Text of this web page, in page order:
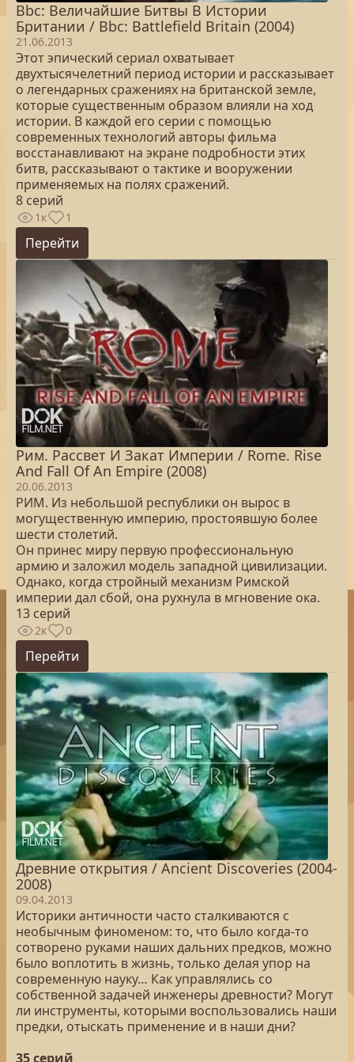
Bbc: Величайшие Битвы В Истории
Британии / Bbc: Battlefield Britain (2004)
21.06.2013
Этот эпический сериал охватывает
двухтысячелетний период истории и рассказывает
о легендарных сражениях на британской земле,
которые существенным образом влияли на ход
истории. В каждой его серии с помощью
современных технологий авторы фильма
восстанавливают на экране подробности этих
битв, рассказывают о тактике и вооружении
применяемых на полях сражений.
8 серий
1к 1
Перейти
Рим. Рассвет И Закат Империи / Rome. Rise
And Fall Of An Empire (2008)
20.06.2013
РИМ. Из небольшой республики он вырос в
могущественную империю, простоявшую более
шести столетий.
Он принес миру первую профессиональную
армию и заложил модель западной цивилизации.
Однако, когда стройный механизм Римской
империи дал сбой, она рухнула в мгновение ока.
13 серий
2к 0
Перейти
Древние открытия / Ancient Discoveries (2004-
2008)
09.04.2013
Историки античности часто сталкиваются с
необычным финоменом: то, что было когда-то
сотворено руками наших дальних предков, можно
было воплотить в жизнь, только делая упор на
современную науку… Как управлялись со
собственной задачей инженеры древности? Могут
ли инструменты, которыми воспользовались наши
предки, отыскать применение и в наши дни?
35 серий